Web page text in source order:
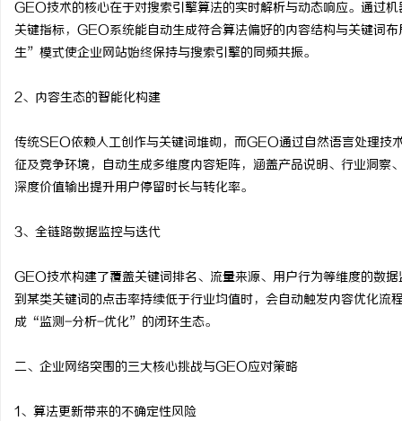
GEO技术的核心在于对搜索引擎算法的实时解析与动态响应。通过
关键指标，GEO系统能自动生成符合算法偏好的内容结构与关键词
生”模式使企业网站始终保持与搜索引擎的同频共振。
2、内容生态的智能化构建
传统SEO依赖人工创作与关键词堆砌，而GEO通过自然语言处理技
征及竞争环境，自动生成多维度内容矩阵，涵盖产品说明、行业洞
深度价值输出提升用户停留时长与转化率。
3、全链路数据监控与迭代
GEO技术构建了覆盖关键词排名、流量来源、用户行为等维度的数
到某类关键词的点击率持续低于行业均值时，会自动触发内容优化流
成“监测-分析-优化”的闭环生态。
二、企业网络突围的三大核心挑战与GEO应对策略
1、算法更新带来的不确定性风险
全解析